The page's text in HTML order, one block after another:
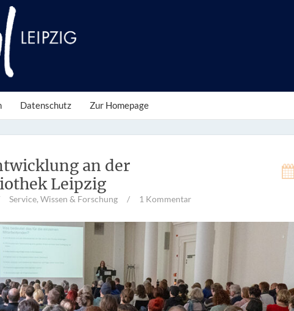
Datenschutz Zur Homepage
an der
Leipzig
Service, Wissen & Forschung / 1 Kommentar